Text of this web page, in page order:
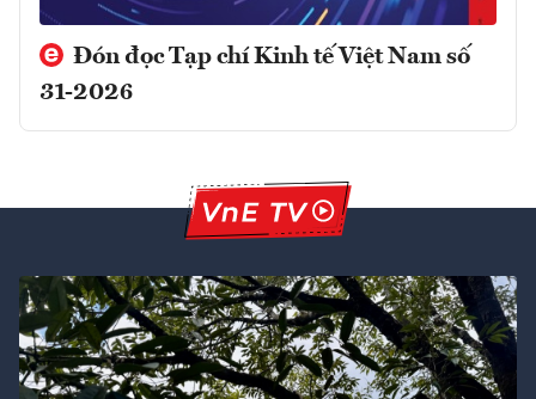
Đón đọc Tạp chí Kinh tế Việt Nam số
31-2026